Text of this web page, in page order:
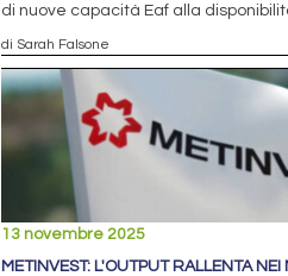
di nuove capacità Eaf alla
di Sarah Falsone
13 novembre 2025
METINVEST: L'OUTPUT RALLENTA NEI